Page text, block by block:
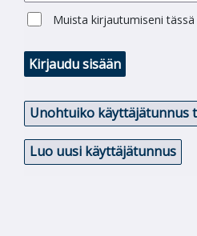
Muista kirjautumiseni
Kirjaudu sisään
Unohtuiko käyttäjätunnus
Luo uusi käyttäjätunnus